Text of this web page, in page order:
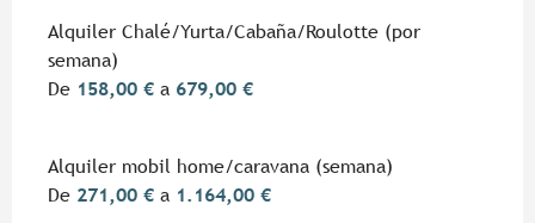
Alquiler Chalé/Yurta/Cabaña/Roulotte (por
semana)
De 158,00 € a 679,00 €
Alquiler mobil home/caravana (semana)
De 271,00 € a 1.164,00 €